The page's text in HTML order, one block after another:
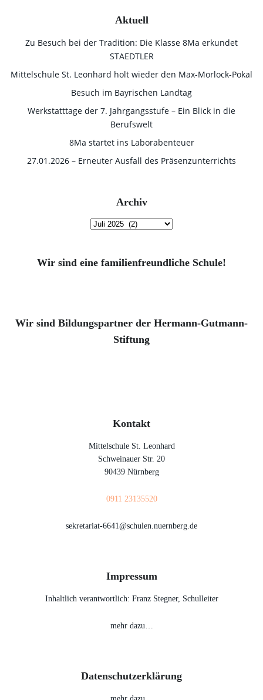
Aktuell
Zu Besuch bei der Tradition: Die Klasse 8Ma erkundet
STAEDTLER
Mittelschule St. Leonhard holt wieder den Max-Morlock-Pokal
Besuch im Bayrischen Landtag
Werkstatttage der 7. Jahrgangsstufe – Ein Blick in die
Berufswelt
8Ma startet ins Laborabenteuer
27.01.2026 – Erneuter Ausfall des Präsenzunterrichts
Archiv
Archiv
Wir sind eine familienfreundliche Schule!
Wir sind Bildungspartner der Hermann-Gutmann-
Stiftung
Kontakt
Mittelschule St. Leonhard
Schweinauer Str. 20
90439 Nürnberg
0911 23135520
sekretariat-6641@schulen.nuernberg.de
Impressum
Inhaltlich verantwortlich: Franz Stegner, Schulleiter
mehr dazu…
Datenschutzerklärung